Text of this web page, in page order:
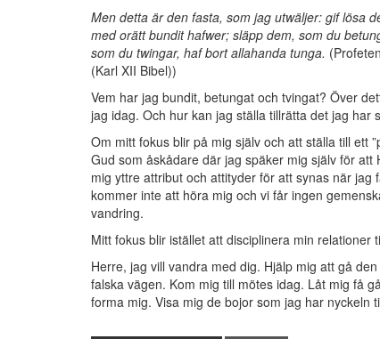
Men detta är den fasta, som jag utwäljer: gif lösa
med orätt bundit hafwer; släpp dem, som du
som du twingar, haf bort allahanda tunga.
(Karl XII Bibel))
Vem har jag bundit, betungat och tvingat? Över
jag idag. Och hur kan jag ställa tillrätta det jag har
Om mitt fokus blir på mig själv och att ställa till ett
Gud som åskådare där jag späker mig själv för
mig yttre attribut och attityder för att synas när
kommer inte att höra mig och vi får ingen
vandring.
Mitt fokus blir istället att disciplinera min
Herre, jag vill vandra med dig. Hjälp mig att gå
falska vägen. Kom mig till mötes idag. Låt mig få
forma mig. Visa mig de bojor som jag har nyckeln